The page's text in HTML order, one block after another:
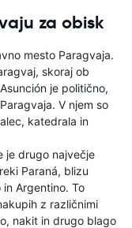
za obisk
mesto Paragvaja.
skoraj ob
je politično,
V njem so
katedrala in
je drugo največje
Paraná, blizu
Argentino. To
z različnimi
nakit in drugo blago